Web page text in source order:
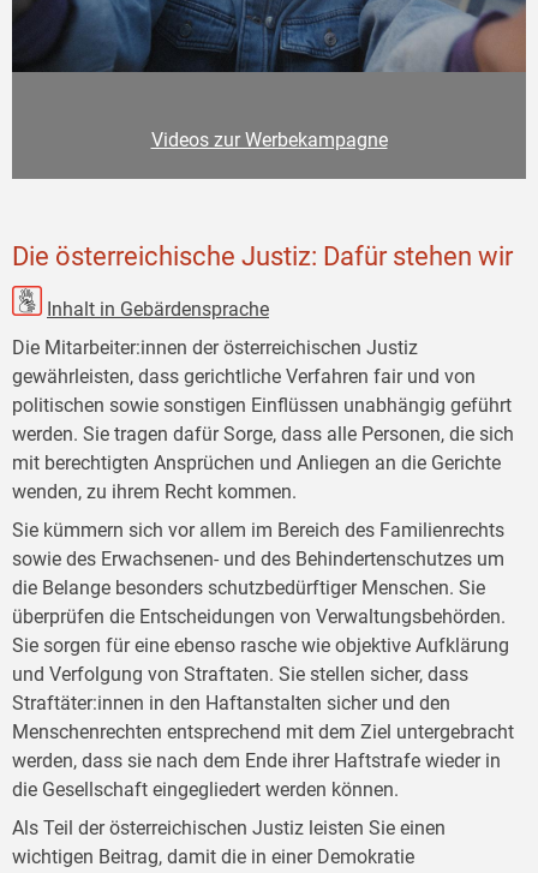
Videos zur Werbekampagne
Die österreichische Justiz: Dafür stehen wir
Inhalt in Gebärdensprache
Die Mitarbeiter:innen der österreichischen Justiz
gewährleisten, dass gerichtliche Verfahren fair und von
politischen sowie sonstigen Einflüssen unabhängig geführt
werden. Sie tragen dafür Sorge, dass alle Personen, die sich
mit berechtigten Ansprüchen und Anliegen an die Gerichte
wenden, zu ihrem Recht kommen.
Sie kümmern sich vor allem im Bereich des Familienrechts
sowie des Erwachsenen- und des Behindertenschutzes um
die Belange besonders schutzbedürftiger Menschen. Sie
überprüfen die Entscheidungen von Verwaltungsbehörden.
Sie sorgen für eine ebenso rasche wie objektive Aufklärung
und Verfolgung von Straftaten. Sie stellen sicher, dass
Straftäter:innen in den Haftanstalten sicher und den
Menschenrechten entsprechend mit dem Ziel untergebracht
werden, dass sie nach dem Ende ihrer Haftstrafe wieder in
die Gesellschaft eingegliedert werden können.
Als Teil der österreichischen Justiz leisten Sie einen
wichtigen Beitrag, damit die in einer Demokratie